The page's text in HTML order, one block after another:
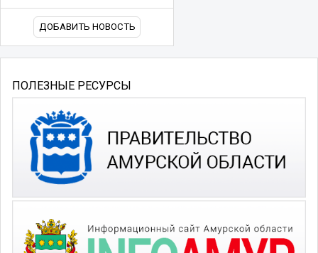
ДОБАВИТЬ НОВОСТЬ
ПОЛЕЗНЫЕ РЕСУРСЫ